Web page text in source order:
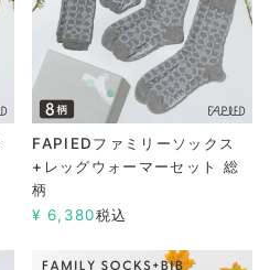
FAPIEDファミリーソックス
+レッグウォーマーセット 総
柄
¥ 6,380税込